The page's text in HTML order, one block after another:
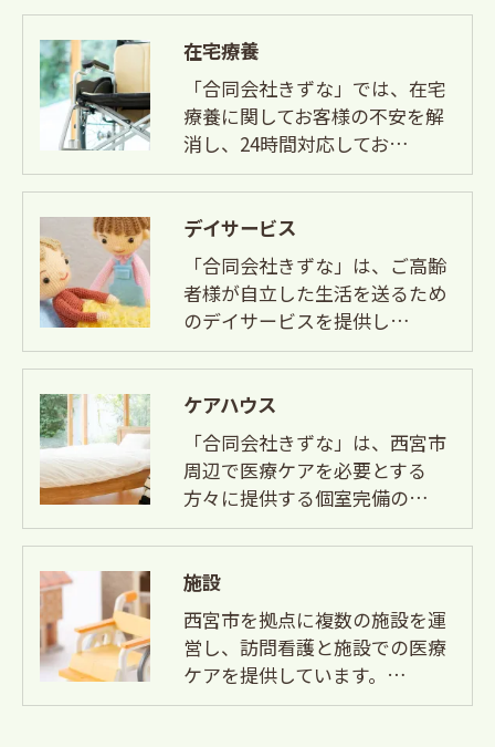
在宅療養
「合同会社きずな」では、在宅
療養に関してお客様の不安を解
消し、24時間対応してお…
デイサービス
「合同会社きずな」は、ご高齢
者様が自立した生活を送るため
のデイサービスを提供し…
ケアハウス
「合同会社きずな」は、西宮市
周辺で医療ケアを必要とする
方々に提供する個室完備の…
施設
西宮市を拠点に複数の施設を運
営し、訪問看護と施設での医療
ケアを提供しています。…